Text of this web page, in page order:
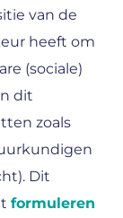
van de
heeft om
(sociale)
dit
zoals
Dit
formuleren